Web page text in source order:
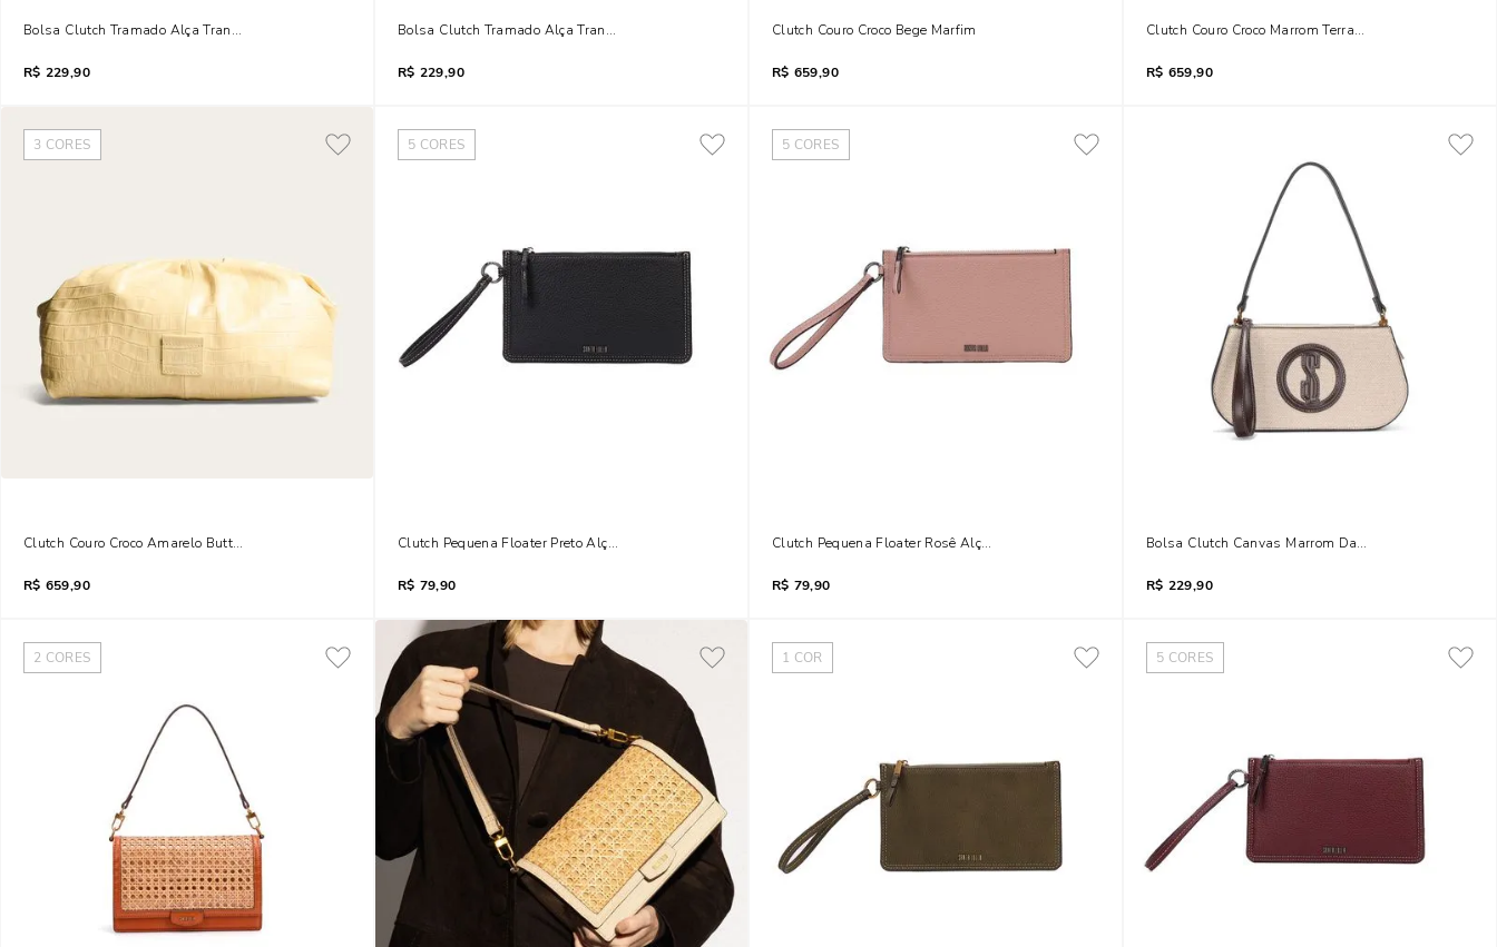
Bolsa Clutch Tramado Alça Transversal Preta
R$ 229,90
Bolsa Clutch Tramado Alça Transversal Marrom Dark Cocoa
R$ 229,90
Clutch Couro Croco Bege Marfim
R$ 659,90
Clutch Couro Croco Marrom Terracota
R$ 659,90
3 CORES
Clutch Couro Croco Amarelo Buttercream
R$ 659,90
5 CORES
Clutch Pequena Floater Preto Alça De Mão
R$ 79,90
5 CORES
Clutch Pequena Floater Rosê Alça De Mão
R$ 79,90
Bolsa Clutch Canvas Marrom Dark Alça De Ombro
R$ 229,90
2 CORES 1 COR 5 CORES